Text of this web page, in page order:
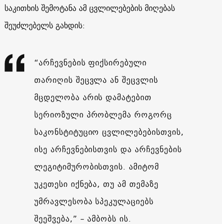
საკითხის შემოტანა ამ ცვლილებების მიღებას
შეუძლებელს გახდის:
“არჩევნების ფიქსირებული
თარიღის შეცვლა ან შეცვლის
მცდელობა არის დამატებით
სერიოზული პრობლემა როგორც
საკონსტიტუციო ცვლილებებისთვის,
ისე არჩევნებისთვის და არჩევნების
ლეგიტიმურობისთვის. ამიტომ
უკეთესი იქნება, თუ ამ თემაზე
უმრავლესობა სპეკულაციებს
შეეშვება,” – ამბობს ის.